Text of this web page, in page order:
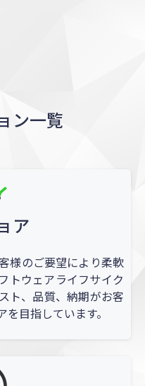
ン一覧
ア
様のご要望により柔軟
トウェアライフサイク
ト、品質、納期がお客
目指しています。